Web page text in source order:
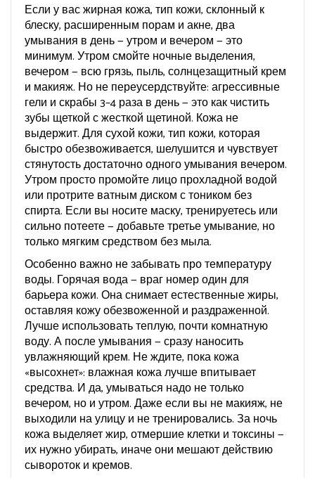
Если у васжирная кожа,тип кожи, склонный к
блеску, расширенным порам и акне, два
умывания в день — утром и вечером — это
минимум. Утром смойте ночные выделения,
вечером — всю грязь, пыль, солнцезащитный крем
и макияж. Но не переусердствуйте: агрессивные
гели и скрабы 3–4 раза в день — это как чистить
зубы щеткой с жесткой щетиной. Кожа не
выдержит. Длясухой кожи,тип кожи, которая
быстро обезвоживается, шелушится и чувствует
стянутостьдостаточно одного умывания вечером.
Утром просто промойте лицо прохладной водой
или протрите ватным диском с тоником без
спирта. Если вы носите маску, тренируетесь или
сильно потеете — добавьте третье умывание, но
только мягким средством без мыла.
Особенно важно не забывать про температуру
воды. Горячая вода — враг номер один для
барьера кожи. Она снимает естественные жиры,
оставляя кожу обезвоженной и раздраженной.
Лучше использовать теплую, почти комнатную
воду. А после умывания — сразу наносить
увлажняющий крем. Не ждите, пока кожа
«высохнет»: влажная кожа лучше впитывает
средства. И да, умываться надо не только
вечером, но и утром. Даже если вы не макияж, не
выходили на улицу и не тренировались. За ночь
кожа выделяет жир, отмершие клетки и токсины —
их нужно убирать, иначе они мешают действию
сывороток и кремов.